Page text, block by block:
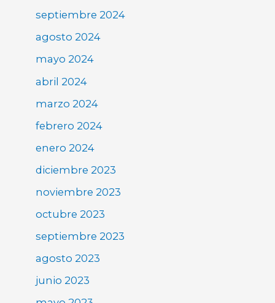
septiembre 2024
agosto 2024
mayo 2024
abril 2024
marzo 2024
febrero 2024
enero 2024
diciembre 2023
noviembre 2023
octubre 2023
septiembre 2023
agosto 2023
junio 2023